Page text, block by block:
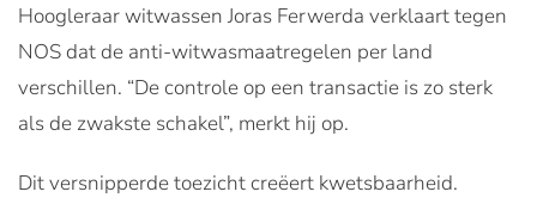
Hoogleraar witwassen Joras Ferwerda verklaart tegen
NOS dat de anti-witwasmaatregelen per land
verschillen. “De controle op een transactie is zo sterk
als de zwakste schakel”, merkt hij op.
Dit versnipperde toezicht creëert kwetsbaarheid.